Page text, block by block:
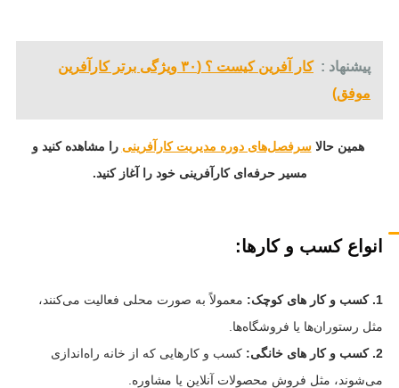
پیشنهاد :
کار آفرین کیست ؟ (۳۰ ویژگی برتر کارآفرین
موفق)
همین حالاسرفصل‌های دوره مدیریت کارآفرینی را مشاهده کنید و
مسیر حرفه‌ای کارآفرینی خود را آغاز کنید.
انواع کسب و کارها:
1. کسب و کار های کوچک:
معمولاً به صورت محلی فعالیت می‌کنند،
مثل رستوران‌ها یا فروشگاه‌ها.
2. کسب و کار های خانگی:
کسب و کارهایی که از خانه راه‌اندازی
می‌شوند، مثل فروش محصولات آنلاین یا مشاوره.